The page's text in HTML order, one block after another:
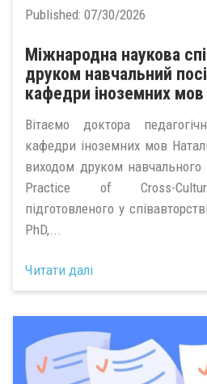
Published: 07/30/2026
Міжнародна наукова
друком навчальний
кафедри іноземних мов
Вітаємо доктора
кафедри іноземних мов
виходом друком навчального
Practice of Cross-
підготовленого у
PhD,...
Читати далі